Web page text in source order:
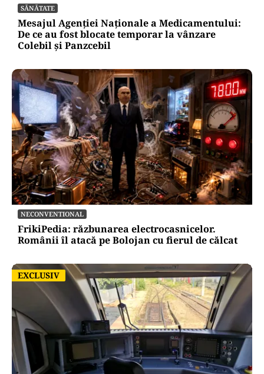
SĂNĂTATE
Mesajul Agenției Naționale a Medicamentului:
De ce au fost blocate temporar la vânzare
Colebil și Panzcebil
NECONVENTIONAL
FrikiPedia: răzbunarea electrocasnicelor.
Românii îl atacă pe Bolojan cu fierul de călcat
EXCLUSIV
EXCLUSIV